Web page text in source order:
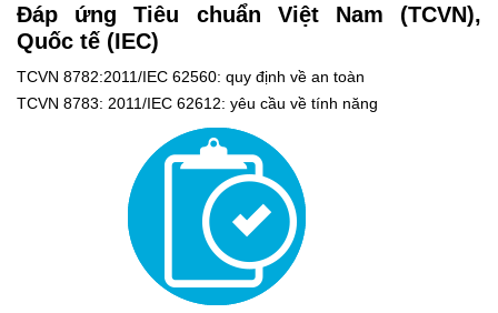
Đáp ứng Tiêu chuẩn Việt Nam (TCVN),
Quốc tế (IEC)
TCVN 8782:2011/IEC 62560: quy định về an toàn
TCVN 8783: 2011/IEC 62612: yêu cầu về tính năng